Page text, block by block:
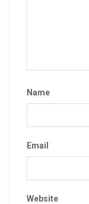
Name
Email
Website